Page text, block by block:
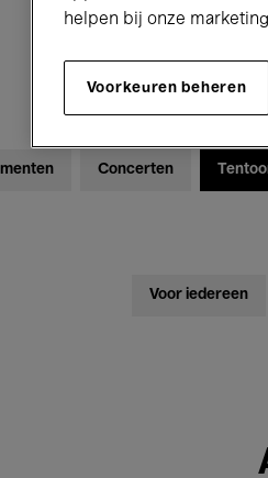
Concerten
Voor iedereen
helpen bij onze
Voorkeuren beheren